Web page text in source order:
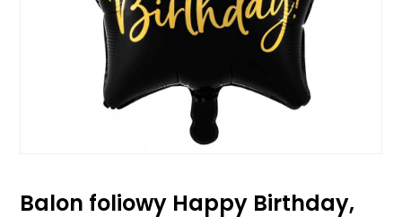
Balon foliowy Happy Birthday,